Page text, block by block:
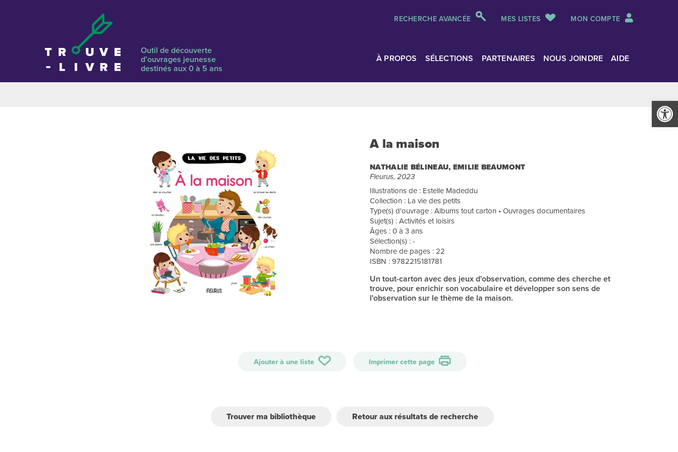
Ouvrir
RECHERCHE AVANCÉE MES LISTES MON COMPTE
Outil de découverte
d’ouvrages jeunesse
destinés aux 0 à 5 ans
À PROPOS SÉLECTIONS PARTENAIRES NOUS JOINDRE AIDE
A la maison
NATHALIE BÉLINEAU, EMILIE BEAUMONT
Fleurus, 2023
Illustrations de : Estelle Madeddu
Collection : La vie des petits
Type(s) d'ouvrage : Albums tout carton • Ouvrages documentaires
Sujet(s) : Activités et loisirs
Âges : 0 à 3 ans
Sélection(s) : -
Nombre de pages : 22
ISBN : 9782215181781
Un tout-carton avec des jeux d'observation, comme des cherche et
trouve, pour enrichir son vocabulaire et développer son sens de
l'observation sur le thème de la maison.
Ajouter à une liste Imprimer cette page
Trouver ma bibliothèque Retour aux résultats de recherche